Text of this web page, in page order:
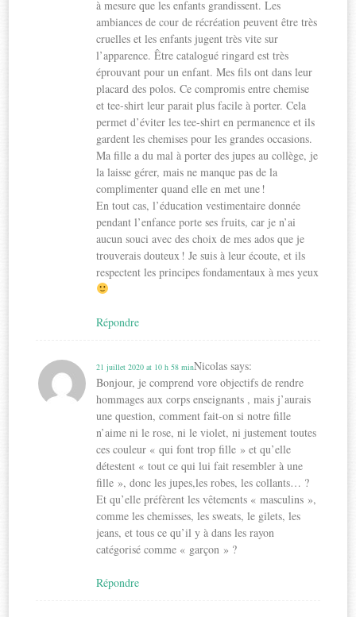
à mesure que les enfants grandissent. Les
ambiances de cour de récréation peuvent être très
cruelles et les enfants jugent très vite sur
l’apparence. Être catalogué ringard est très
éprouvant pour un enfant. Mes fils ont dans leur
placard des polos. Ce compromis entre chemise
et tee-shirt leur parait plus facile à porter. Cela
permet d’éviter les tee-shirt en permanence et ils
gardent les chemises pour les grandes occasions.
Ma fille a du mal à porter des jupes au collège, je
la laisse gérer, mais ne manque pas de la
complimenter quand elle en met une !
En tout cas, l’éducation vestimentaire donnée
pendant l’enfance porte ses fruits, car je n’ai
aucun souci avec des choix de mes ados que je
trouverais douteux ! Je suis à leur écoute, et ils
respectent les principes fondamentaux à mes yeux
Répondre
Nicolas says:
21 juillet 2020 at 10 h 58 min
Bonjour, je comprend vore objectifs de rendre
hommages aux corps enseignants , mais j’aurais
une question, comment fait-on si notre fille
n’aime ni le rose, ni le violet, ni justement toutes
ces couleur « qui font trop fille » et qu’elle
détestent « tout ce qui lui fait resembler à une
fille », donc les jupes,les robes, les collants… ?
Et qu’elle préfèrent les vêtements « masculins »,
comme les chemisses, les sweats, le gilets, les
jeans, et tous ce qu’il y à dans les rayon
catégorisé comme « garçon » ?
Répondre